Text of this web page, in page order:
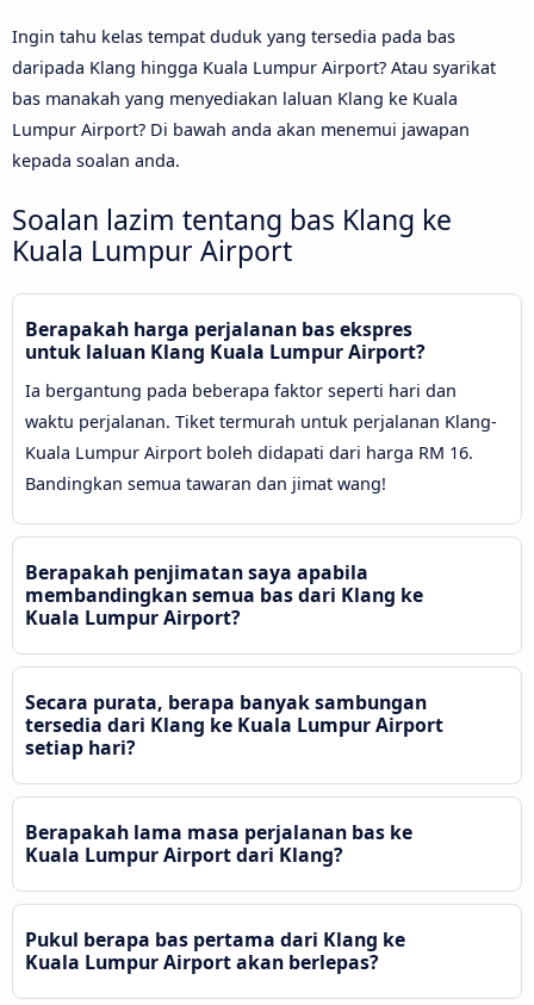
Ingin tahu kelas tempat duduk yang tersedia pada bas
daripada Klang hingga Kuala Lumpur Airport? Atau syarikat
bas manakah yang menyediakan laluan Klang ke Kuala
Lumpur Airport? Di bawah anda akan menemui jawapan
kepada soalan anda.
Soalan lazim tentang bas Klang ke
Kuala Lumpur Airport
Berapakah harga perjalanan bas ekspres
untuk laluan Klang Kuala Lumpur Airport?
Ia bergantung pada beberapa faktor seperti hari dan
waktu perjalanan. Tiket termurah untuk perjalanan Klang-
Kuala Lumpur Airport boleh didapati dari harga RM 16.
Bandingkan semua tawaran dan jimat wang!
Berapakah penjimatan saya apabila
membandingkan semua bas dari Klang ke
Kuala Lumpur Airport?
Secara purata, berapa banyak sambungan
tersedia dari Klang ke Kuala Lumpur Airport
setiap hari?
Berapakah lama masa perjalanan bas ke
Kuala Lumpur Airport dari Klang?
Pukul berapa bas pertama dari Klang ke
Kuala Lumpur Airport akan berlepas?